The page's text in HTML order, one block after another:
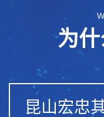
为什
昆山宏忠